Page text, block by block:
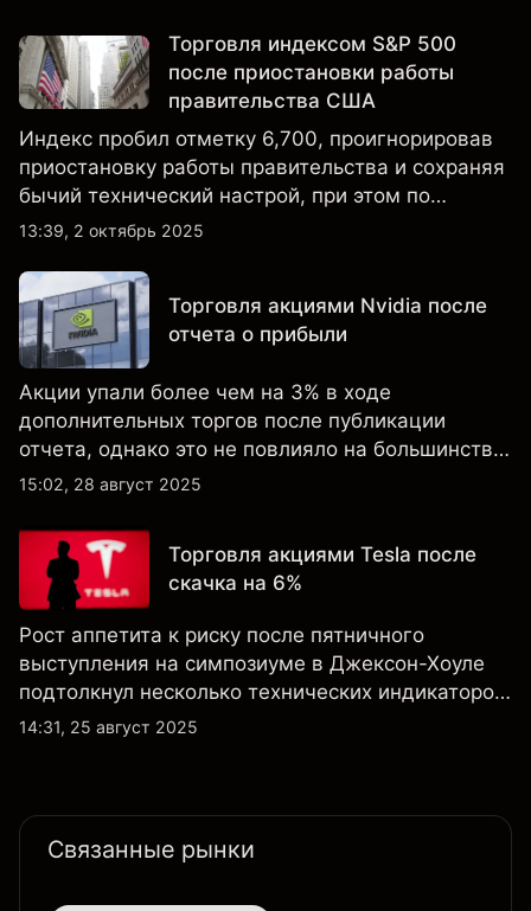
результатами, данными о поставках и развитием
технологий и производства.
Торговля индексом S&P 500
после приостановки работы
правительства США
Индекс пробил отметку 6,700, проигнорировав
приостановку работы правительства и сохраняя
бычий технический настрой, при этом по
настроениям клиенты остаются
13:39, 2 октябрь 2025
Торговля акциями Nvidia после
отчета о прибыли
Акции упали более чем на 3% в ходе
дополнительных торгов после публикации
отчета, однако это не повлияло на большинство
ключевых технических индикаторов, а
крайне оптимистичными.
15:02, 28 август 2025
Торговля акциями Tesla после
скачка на 6%
Рост аппетита к риску после пятничного
выступления на симпозиуме в Джексон-Хоуле
подтолкнул несколько технических индикаторов
по акциям Tesla к положительным значениям,
14:31, 25 август 2025
Связанные рынки